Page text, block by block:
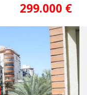
299.000 €